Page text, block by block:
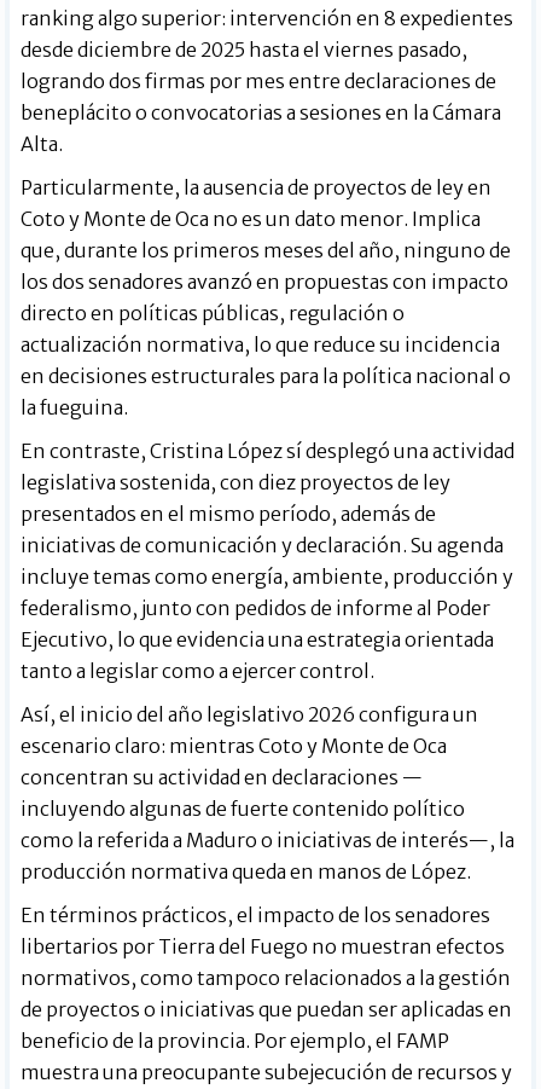
ranking algo superior: intervención en 8 expedientes
desde diciembre de 2025 hasta el viernes pasado,
logrando dos firmas por mes entre declaraciones de
beneplácito o convocatorias a sesiones en la Cámara
Alta.
Particularmente, la ausencia de proyectos de ley en
Coto y Monte de Oca no es un dato menor. Implica
que, durante los primeros meses del año, ninguno de
los dos senadores avanzó en propuestas con impacto
directo en políticas públicas, regulación o
actualización normativa, lo que reduce su incidencia
en decisiones estructurales para la política nacional o
la fueguina.
En contraste, Cristina López sí desplegó una actividad
legislativa sostenida, con diez proyectos de ley
presentados en el mismo período, además de
iniciativas de comunicación y declaración. Su agenda
incluye temas como energía, ambiente, producción y
federalismo, junto con pedidos de informe al Poder
Ejecutivo, lo que evidencia una estrategia orientada
tanto a legislar como a ejercer control.
Así, el inicio del año legislativo 2026 configura un
escenario claro: mientras Coto y Monte de Oca
concentran su actividad en declaraciones —
incluyendo algunas de fuerte contenido político
como la referida a Maduro o iniciativas de interés—, la
producción normativa queda en manos de López.
En términos prácticos, el impacto de los senadores
libertarios por Tierra del Fuego no muestran efectos
normativos, como tampoco relacionados a la gestión
de proyectos o iniciativas que puedan ser aplicadas en
beneficio de la provincia. Por ejemplo, el FAMP
muestra una preocupante subejecución de recursos y